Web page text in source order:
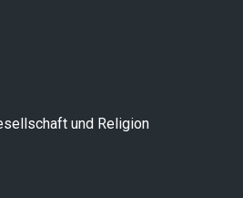
und Religion